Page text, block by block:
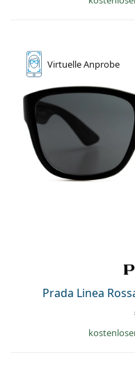
Alle Marken
VirtuelleAnprobe
Prada Linea